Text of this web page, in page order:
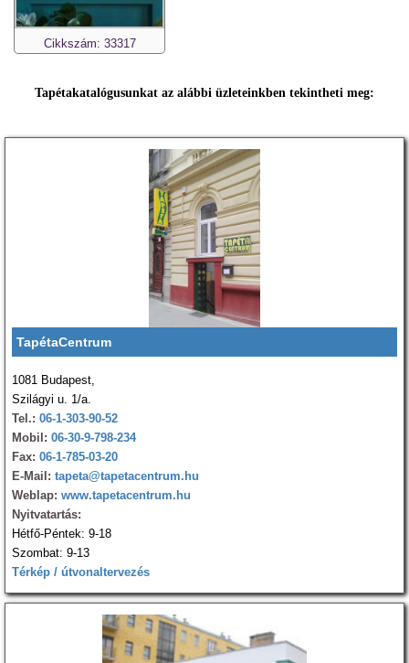
Cikkszám: 33317
Tapétakatalógusunkat az alábbi üzleteinkben tekintheti meg:
TapétaCentrum
1081 Budapest,
Szilágyi u. 1/a.
Tel.: 06-1-303-90-52
Mobil: 06-30-9-798-234
Fax: 06-1-785-03-20
E-Mail: tapeta@tapetacentrum.hu
Weblap: www.tapetacentrum.hu
Nyitvatartás:
Hétfő-Péntek: 9-18
Szombat: 9-13
Térkép / útvonaltervezés